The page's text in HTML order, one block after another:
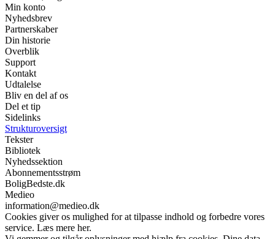
Min konto
Nyhedsbrev
Partnerskaber
Din historie
Overblik
Support
Kontakt
Udtalelse
Bliv en del af os
Del et tip
Sidelinks
Strukturoversigt
Tekster
Bibliotek
Nyhedssektion
Abonnementsstrøm
BoligBedste.dk
Medieo
information@medieo.dk
Cookies giver os mulighed for at tilpasse indhold og forbedre vores
service. Læs mere her.